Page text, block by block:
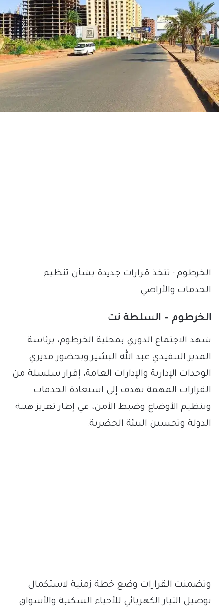
الخرطوم : تتخذ قرارات جديدة بشأن تنظيم
الخدمات والأراضي
الخرطوم – السلطة نت
شهد الاجتماع الدوري بمحلية الخرطوم، برئاسة
المدير التنفيذي عبد الله البشير وبحضور مديري
الوحدات الإدارية والإدارات العامة، إقرار سلسلة من
القرارات المهمة تهدف إلى استعادة الخدمات
وتنظيم الأوضاع وضبط الأمن، في إطار تعزيز هيبة
الدولة وتحسين البيئة الحضرية.
وتضمنت القرارات وضع خطة زمنية لاستكمال
توصيل التيار الكهربائي للأحياء السكنية والأسواق